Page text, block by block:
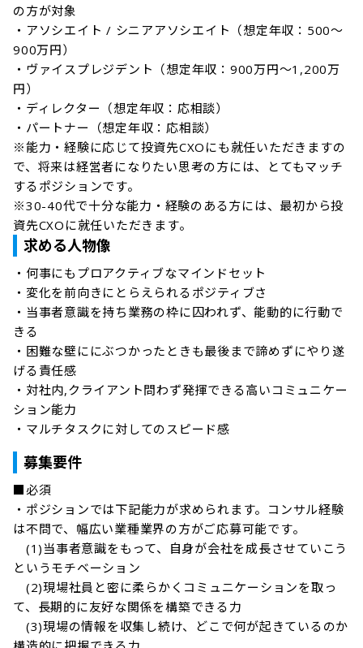
の方が対象
・アソシエイト / シニアアソシエイト（想定年収：500～
900万円）
・ヴァイスプレジデント（想定年収：900万円～1,200万
円）
・ディレクター（想定年収：応相談）
・パートナー（想定年収：応相談）
※能力・経験に応じて投資先CXOにも就任いただきますの
で、将来は経営者になりたい思考の方には、とてもマッチ
するポジションです。
※30-40代で十分な能力・経験のある方には、最初から投
資先CXOに就任いただきます。
求める人物像
・何事にもプロアクティブなマインドセット
・変化を前向きにとらえられるポジティブさ
・当事者意識を持ち業務の枠に囚われず、能動的に行動で
きる
・困難な壁ににぶつかったときも最後まで諦めずにやり遂
げる責任感
・対社内,クライアント問わず発揮できる高いコミュニケー
ション能力
・マルチタスクに対してのスピード感
募集要件
■必須
・ポジションでは下記能力が求められます。コンサル経験
は不問で、幅広い業種業界の方がご応募可能です。
(1)当事者意識をもって、自身が会社を成長させていこう
というモチベーション
(2)現場社員と密に柔らかくコミュニケーションを取っ
て、長期的に友好な関係を構築できる力
(3)現場の情報を収集し続け、どこで何が起きているのか